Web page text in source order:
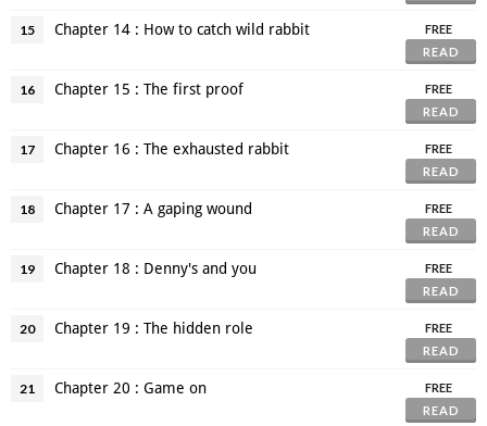
15 Chapter 14 : How to catch wild rabbit
FREE
READ
16 Chapter 15 : The first proof
FREE
READ
17 Chapter 16 : The exhausted rabbit
FREE
READ
18 Chapter 17 : A gaping wound
FREE
READ
19 Chapter 18 : Denny's and you
FREE
READ
20 Chapter 19 : The hidden role
FREE
READ
21 Chapter 20 : Game on
FREE
READ